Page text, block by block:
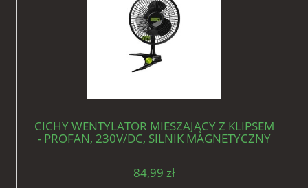
CICHY WENTYLATOR MIESZAJĄCY Z KLIPSEM
- PROFAN, 230V/DC, SILNIK MAGNETYCZNY
84,99 zł